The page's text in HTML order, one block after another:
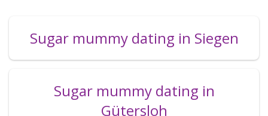
Sugar mummy dating in Siegen
Sugar mummy dating in
Gütersloh